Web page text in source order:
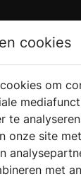
cookies
om
te
onze site
met